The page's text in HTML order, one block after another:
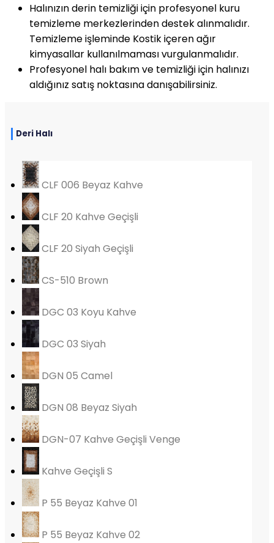
Halınızın derin temizliği için profesyonel kuru
temizleme merkezlerinden destek alınmalıdır.
Temizleme işleminde Kostik içeren ağır
kimyasallar kullanılmaması vurgulanmalıdır.
Profesyonel halı bakım ve temizliği için halınızı
aldığınız satış noktasına danışabilirsiniz.
Deri Halı
CLF 006 Beyaz Kahve
CLF 20 Kahve Geçişli
CLF 20 Siyah Geçişli
CS-510 Brown
DGC 03 Koyu Kahve
DGC 03 Siyah
DGN 05 Camel
DGN 08 Beyaz Siyah
DGN-07 Kahve Geçişli Venge
Kahve Geçişli S
P 55 Beyaz Kahve 01
P 55 Beyaz Kahve 02